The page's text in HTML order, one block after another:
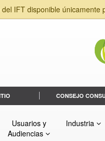
IFT disponible
CONSEJO
Usuarios y
Audiencias
Industria